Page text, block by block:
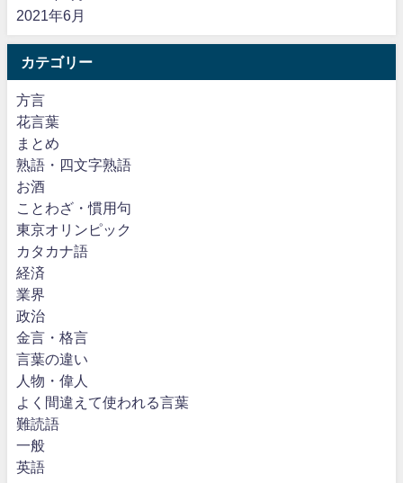
2021年6月
カテゴリー
方言
花言葉
まとめ
熟語・四文字熟語
お酒
ことわざ・慣用句
東京オリンピック
カタカナ語
経済
業界
政治
金言・格言
言葉の違い
人物・偉人
よく間違えて使われる言葉
難読語
一般
英語